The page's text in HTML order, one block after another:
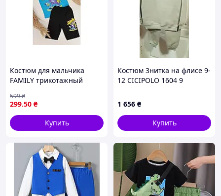
Костюм для мальчика
FAMILY трикотажный
ношения и отдыха 3-7 лет
299.50 ₴
599₴
Купить
Костюм 3нитка на флисе 9-
12 CICIPOLO 1604 9
1 656 ₴
Купить